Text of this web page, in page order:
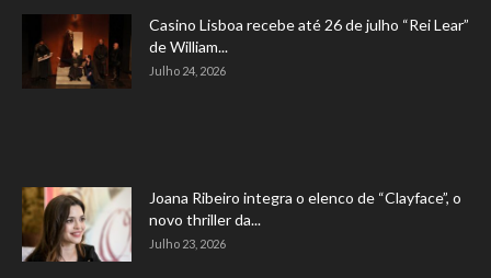
Casino Lisboa recebe até 26 de julho “Rei Lear”
de William...
Julho 24, 2026
Joana Ribeiro integra o elenco de “Clayface”, o
novo thriller da...
Julho 23, 2026